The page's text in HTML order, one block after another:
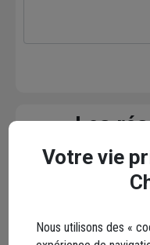
Les
Votre vie
Nous utilisons des «